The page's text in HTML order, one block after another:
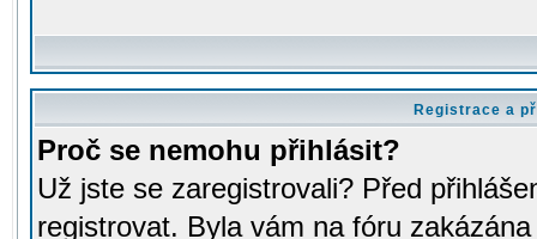
Registrace a
Proč se nemohu přihlásit?
Už jste se zaregistrovali? Před
registrovat. Byla vám na fóru